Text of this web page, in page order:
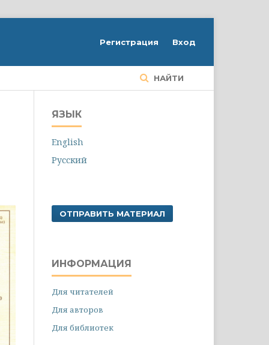
НАЙТИ
Регистрация Вход
ЯЗЫК
English
Русский
ОТПРАВИТЬ МАТЕРИАЛ
ИНФОРМАЦИЯ
Для читателей
Для авторов
Для библиотек